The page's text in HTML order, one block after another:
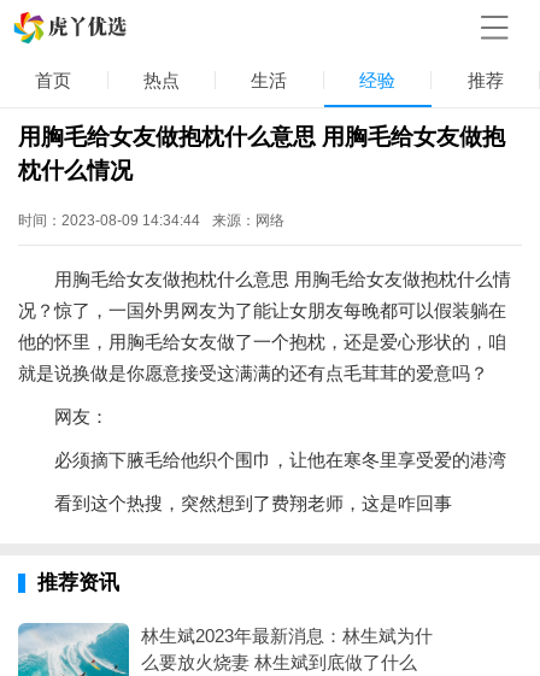
首页 热点 生活 经验 推荐
用胸毛给女友做抱枕什么意思 用胸毛给女友做抱
枕什么情况
时间：2023-08-09 14:34:44 来源：网络
用胸毛给女友做抱枕什么意思 用胸毛给女友做抱枕什么情
况？惊了，一国外男网友为了能让女朋友每晚都可以假装躺在
他的怀里，用胸毛给女友做了一个抱枕，还是爱心形状的，咱
就是说换做是你愿意接受这满满的还有点毛茸茸的爱意吗？ ​​​
网友：
必须摘下腋毛给他织个围巾，让他在寒冬里享受爱的港湾 ​
看到这个热搜，突然想到了费翔老师，这是咋回事
推荐资讯
林生斌2023年最新消息：林生斌为什
么要放火烧妻 林生斌到底做了什么